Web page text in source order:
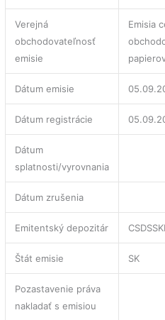
Verejná
obchodovateľnosť
emisie
Emisia
Dátum emisie
Dátum registrácie
Dátum
splatnosti/vyrovnania
Dátum zrušenia
Emitentský depozitár
Štát emisie SK
Pozastavenie práva
nakladať s emisiou